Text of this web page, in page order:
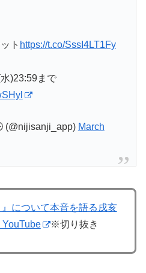
ト https://t.co/SssI4LT1Fy
)23:59まで
(@nijisanji_app) March
について本音を語る戌亥
YouTube
※切り抜き